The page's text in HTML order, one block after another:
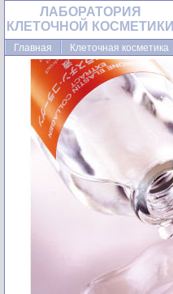
ЛАБОРАТОРИЯ
КЛЕТОЧНОЙ КОСМЕТИКИ
Главная Клеточная косметика